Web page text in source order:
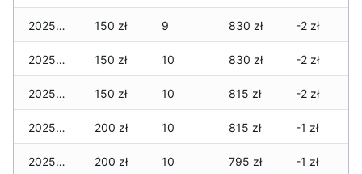
2025-05-06 150 zł 9 830 zł -2 zł
2025-05-05 150 zł 10 830 zł -2 zł
2025-05-04 150 zł 10 815 zł -2 zł
2025-05-03 200 zł 10 815 zł -1 zł
2025-05-02 200 zł 10 795 zł -1 zł